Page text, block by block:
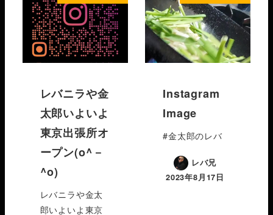
レバニラや金
太郎いよいよ
東京出張所オ
ープン(o^－
^o)
レバニラや金太
郎いよいよ東京
Instagram
Image
#金太郎のレバ
レバ兄
2023年8月17日